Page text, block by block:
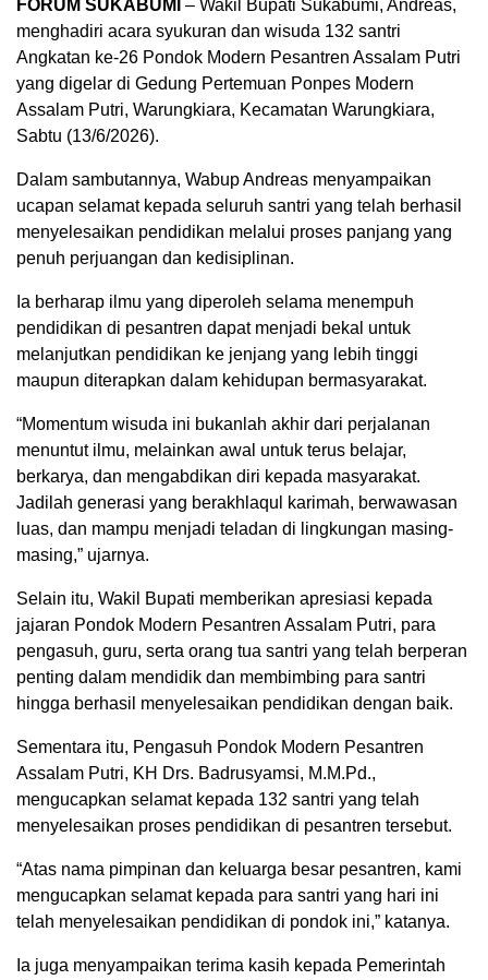
FORUM SUKABUMI – Wakil Bupati Sukabumi, Andreas,
menghadiri acara syukuran dan wisuda 132 santri
Angkatan ke-26 Pondok Modern Pesantren Assalam Putri
yang digelar di Gedung Pertemuan Ponpes Modern
Assalam Putri, Warungkiara, Kecamatan Warungkiara,
Sabtu (13/6/2026).
Dalam sambutannya, Wabup Andreas menyampaikan
ucapan selamat kepada seluruh santri yang telah berhasil
menyelesaikan pendidikan melalui proses panjang yang
penuh perjuangan dan kedisiplinan.
Ia berharap ilmu yang diperoleh selama menempuh
pendidikan di pesantren dapat menjadi bekal untuk
melanjutkan pendidikan ke jenjang yang lebih tinggi
maupun diterapkan dalam kehidupan bermasyarakat.
“Momentum wisuda ini bukanlah akhir dari perjalanan
menuntut ilmu, melainkan awal untuk terus belajar,
berkarya, dan mengabdikan diri kepada masyarakat.
Jadilah generasi yang berakhlaqul karimah, berwawasan
luas, dan mampu menjadi teladan di lingkungan masing-
masing,” ujarnya.
Selain itu, Wakil Bupati memberikan apresiasi kepada
jajaran Pondok Modern Pesantren Assalam Putri, para
pengasuh, guru, serta orang tua santri yang telah berperan
penting dalam mendidik dan membimbing para santri
hingga berhasil menyelesaikan pendidikan dengan baik.
Sementara itu, Pengasuh Pondok Modern Pesantren
Assalam Putri, KH Drs. Badrusyamsi, M.M.Pd.,
mengucapkan selamat kepada 132 santri yang telah
menyelesaikan proses pendidikan di pesantren tersebut.
“Atas nama pimpinan dan keluarga besar pesantren, kami
mengucapkan selamat kepada para santri yang hari ini
telah menyelesaikan pendidikan di pondok ini,” katanya.
Ia juga menyampaikan terima kasih kepada Pemerintah